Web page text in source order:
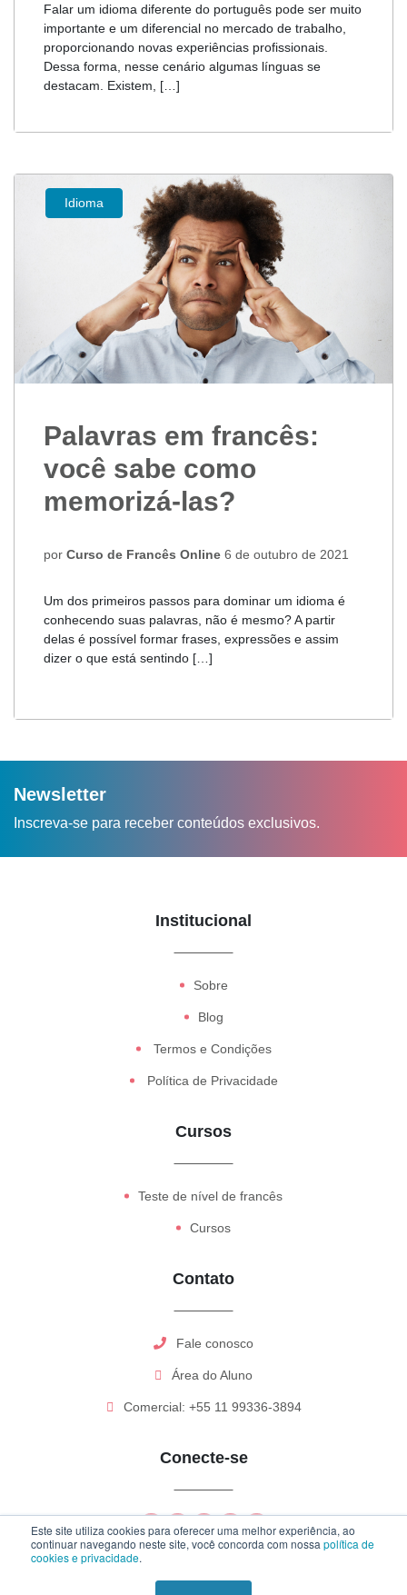
Este site utiliza cookies para oferecer uma melhor experiência, ao
continuar navegando neste site, você concorda com nossa política de
cookies e privacidade.
Falar um idioma diferente do português pode ser muito
importante e um diferencial no mercado de trabalho,
proporcionando novas experiências profissionais.
Dessa forma, nesse cenário algumas línguas se
destacam. Existem, […]
Idioma
Palavras em francês:
você sabe como
memorizá-las?
por Curso de Francês Online 6 de outubro de 2021
Um dos primeiros passos para dominar um idioma é
conhecendo suas palavras, não é mesmo? A partir
delas é possível formar frases, expressões e assim
dizer o que está sentindo […]
Newsletter
Inscreva-se para receber conteúdos exclusivos.
Institucional
Sobre
Blog
Termos e Condições
Política de Privacidade
Cursos
Teste de nível de francês
Cursos
Contato
Fale conosco
Área do Aluno
Comercial: +55 11 99336-3894
Conecte-se